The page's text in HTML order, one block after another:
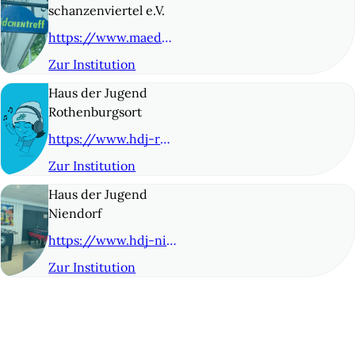
© 8
schanzenviertel e.V.
https://www.maedchentreff-schanze.de/
Zur Institution
© 9
Haus der Jugend
Rothenburgsort
https://www.hdj-rothenburgsort.de/
Zur Institution
Haus der Jugend
Niendorf
https://www.hdj-niendorf.de
Zur Institution